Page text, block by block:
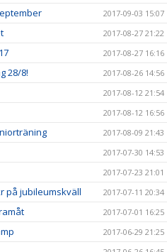
2017-09-03 15:07
2017-08-27 21:22
2017-08-27 16:16
28/8! 2017-08-26 14:56
2017-08-12 21:54
2017-08-12 16:56
2017-08-09 21:43
2017-07-30 14:53
2017-07-23 21:01
på jubileumskväll 2017-07-11 20:34
2017-07-01 16:25
2017-06-29 21:25